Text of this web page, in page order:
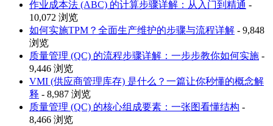
作业成本法 (ABC) 的计算步骤详解：从入门到精通 -
10,072 浏览
如何实施TPM？全面生产维护的步骤与流程详解 - 9,848
浏览
质量管理 (QC) 的流程步骤详解：一步步教你如何实施 -
9,446 浏览
VMI (供应商管理库存) 是什么？一篇让你秒懂的概念解
释 - 8,987 浏览
质量管理 (QC) 的核心组成要素：一张图看懂结构 -
8,466 浏览